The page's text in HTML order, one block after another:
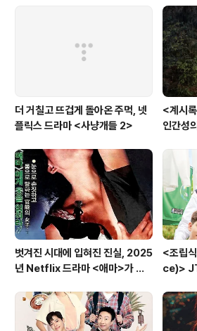
리의 평범한 일상이 언제든 극한의 상황 앞에서 속절
무너질 수 있다는 현실의 냉혹함을 암시한다. 드라마
청자들에게 던지는 가장 묵직한 메시지는 바로 ‘극한
황에서 개인이 감당해야 하는..
더 거칠고 뜨겁게 돌아온 주먹, 넷
플릭스 드라마 <사냥개들 2>
<계시
인간성
벗겨진 시대에 입혀진 진실, 2025
년 Netflix 드라마 <애마>가 그
<조립
ce)>